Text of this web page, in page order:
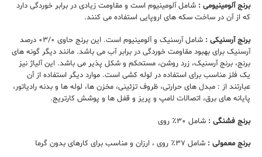
برنج آلومینیومی : شامل آلومینیوم است و مقاومت زیادی در برابر خوردگی دارد
که از آن در ساخت سکه های اروپایی استفاده می کنند.
برنج آرسنیکی :
شامل آرسنیک و آلومینیوم است. این برنج حاوی ۰۳/۰ درصد
آرسنیک برای بهبود مقاومت خوردگی در برابر آب می باشد. مانند دیگر گونه های
برنج، برنج آرسنیک، زرد روشن، مستحکم و شکل پذیر می باشد. این آلیاژ نیز
یک فلز مناسب برای استفاده در لوله کشی است. موارد دیگر استفاده از آن
عبارتند از : مبدل های حرارتی، ظروف تزئینی، مخزن ها، لوله ها و بدنه رادیاتور،
پایانه های برق، اتصالات لامپ و پریز و قفل ها و پوشش کارتریج.
برنج فشنگی : شامل ۳۰٪ روی
برنج معمولی : شامل ۳۷٪ روی ، ارزان و مناسب برای کارهای بدون گرما